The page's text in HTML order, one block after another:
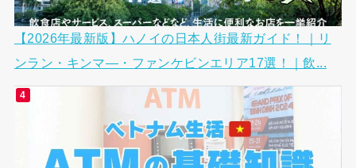
【2026年最新版】ハノイの日本人街最新ガイド！｜リ
ンラン・キンマ―・ファンケビンエリア17選！｜飲...